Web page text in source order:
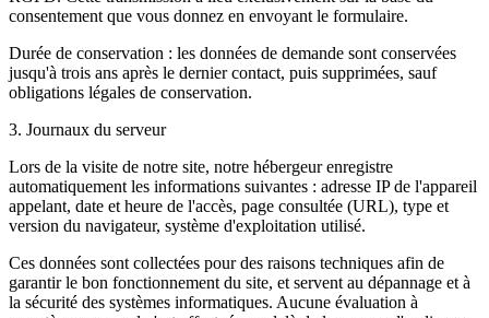
consentement que vous donnez en envoyant le formulaire.
Durée de conservation : les données de demande sont conservées
jusqu'à trois ans après le dernier contact, puis supprimées, sauf
obligations légales de conservation.
3. Journaux du serveur
Lors de la visite de notre site, notre hébergeur enregistre
automatiquement les informations suivantes : adresse IP de l'appareil
appelant, date et heure de l'accès, page consultée (URL), type et
version du navigateur, système d'exploitation utilisé.
Ces données sont collectées pour des raisons techniques afin de
garantir le bon fonctionnement du site, et servent au dépannage et à
la sécurité des systèmes informatiques. Aucune évaluation à